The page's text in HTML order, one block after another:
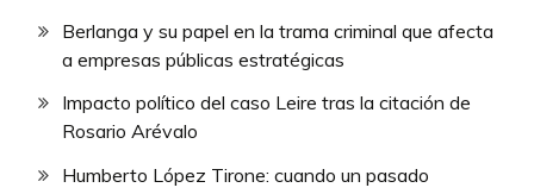
Berlanga y su papel en la trama criminal que afecta
a empresas públicas estratégicas
Impacto político del caso Leire tras la citación de
Rosario Arévalo
Humberto López Tirone: cuando un pasado